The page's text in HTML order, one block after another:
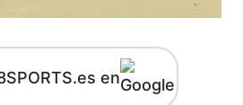
en